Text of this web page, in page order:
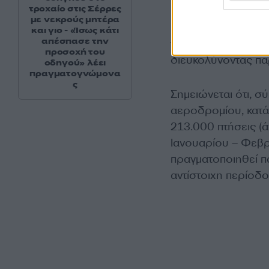
Η επέκταση του
εισόδου στη
του αεροδρομίου
διευκολύνοντας
Σημειώνεται ότι,
αεροδρομίου,
213.000 πτήσεις
Ιανουαρίου –
πραγματοποιηθεί
αντίστοιχη
τροχαίο στις Σέρρες
με νεκρούς μητέρα
και γιο - «Ίσως κάτι
απέσπασε την
προσοχή του
οδηγού» λέει
πραγματογνώμονα
ς